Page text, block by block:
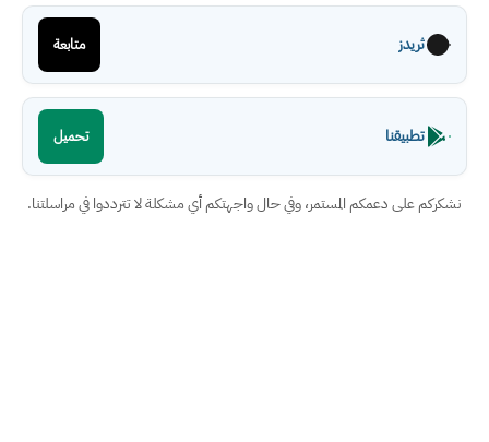
ثريدز متابعة
تطبيقنا تحميل
نشكركم على دعمكم المستمر، وفي حال واجهتكم أي مشكلة لا تترددوا في مراسلتنا.